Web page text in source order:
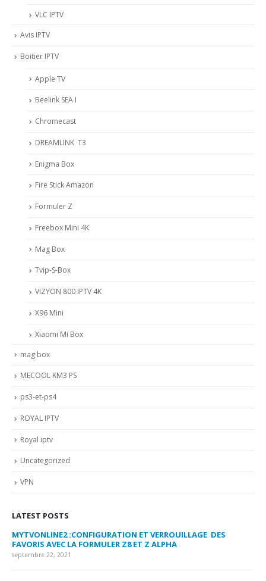
VLC IPTV
Avis IPTV
Boitier IPTV
Apple TV
Beelink SEA I
Chromecast
DREAMLINK T3
Enigma Box
Fire Stick Amazon
Formuler Z
Freebox Mini 4K
Mag Box
Tvip-S-Box
VIZYON 800 IPTV 4K
X96 Mini
Xiaomi Mi Box
mag box
MECOOL KM3 PS
ps3-et-ps4
ROYAL IPTV
Royal iptv
Uncategorized
VPN
LATEST POSTS
MYTVONLINE2 :CONFIGURATION ET VERROUILLAGE DES
FAVORIS AVEC LA FORMULER Z8 ET Z ALPHA
septembre 22, 2021